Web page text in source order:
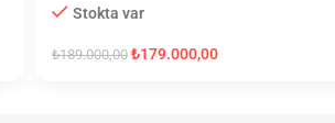
Stokta var
₺189.000,00 ₺179.000,00